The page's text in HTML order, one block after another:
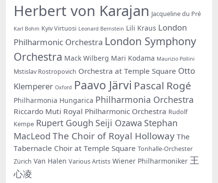
Herbert von Karajan Jacqueline du Pré
Karl Bohm Kyiv Virtuosi Leonard Bernstein Lili Kraus London
Philharmonic Orchestra London Symphony
Orchestra Mack Wilberg Mari Kodama Maurizio Pollini
Mstislav Rostropovich Orchestra at Temple Square Otto
Klemperer Oxford Paavo Järvi Pascal Rogé
Philharmonia Hungarica Philharmonia Orchestra
Riccardo Muti Royal Philharmonic Orchestra Rudolf
Kempe Rupert Gough Seiji Ozawa Stephan
MacLeod The Choir of Royal Holloway The
Tabernacle Choir at Temple Square Tonhalle-Orchester
Zürich Van Halen Various Artists Wiener Philharmoniker 王
心凌